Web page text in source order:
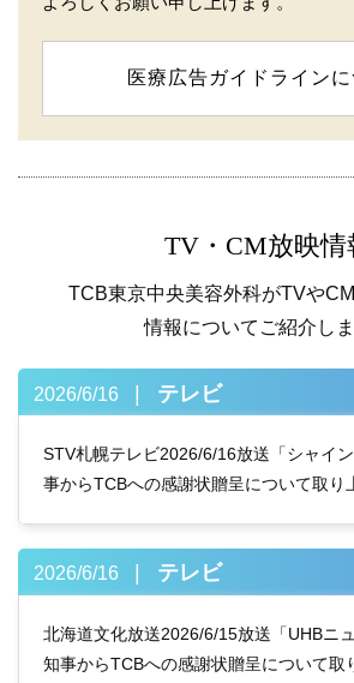
医療広告ガイドラインに
TV・CM放映情
TCB東京中央美容外科がTVや
情報についてご紹介しま
2026/6/16 テレビ
STV札幌テレビ2026/6/16放送「シャイ
事からTCBへの感謝状贈呈について取り
2026/6/16 テレビ
北海道文化放送2026/6/15放送「UHBニ
知事からTCBへの感謝状贈呈について取